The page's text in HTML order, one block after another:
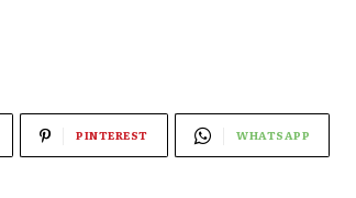
PINTEREST WHATSAPP